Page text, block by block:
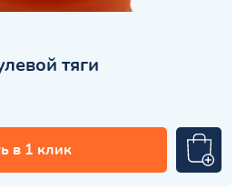
тяги
в 1 клик